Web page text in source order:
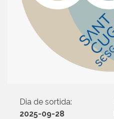
Dia de sortida:
2025-09-28